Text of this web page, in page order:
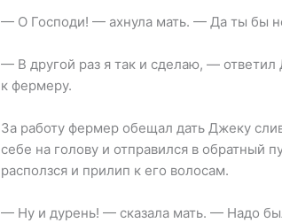
— О Господи! — ахнула мать. — Да ты бы
— В другой раз я так и сделаю, —
к фермеру.
За работу фермер обещал дать Джеку
себе на голову и отправился в обратный
расползся и прилип к его волосам.
— Ну и дурень! — сказала мать. — Надо